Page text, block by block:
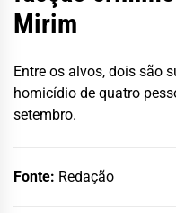
Mirim
Entre os alvos, dois são
homicídio de quatro
setembro.
Fonte: Redação